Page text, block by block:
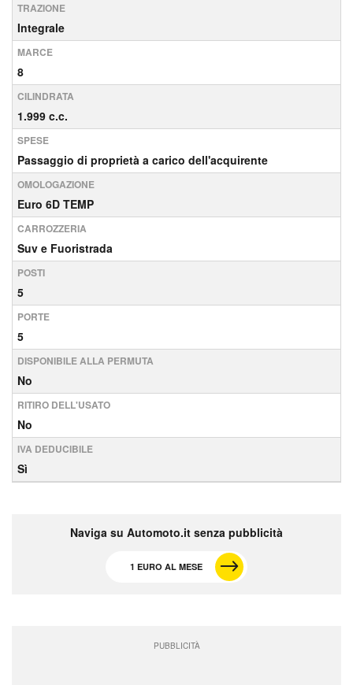
TRAZIONE
Integrale
MARCE
8
CILINDRATA
1.999 c.c.
SPESE
Passaggio di proprietà a carico dell'acquirente
OMOLOGAZIONE
Euro 6D TEMP
CARROZZERIA
Suv e Fuoristrada
POSTI
5
PORTE
5
DISPONIBILE ALLA PERMUTA
No
RITIRO DELL'USATO
No
IVA DEDUCIBILE
Sì
Naviga su Automoto.it senza pubblicità
1 EURO AL MESE
PUBBLICITÀ